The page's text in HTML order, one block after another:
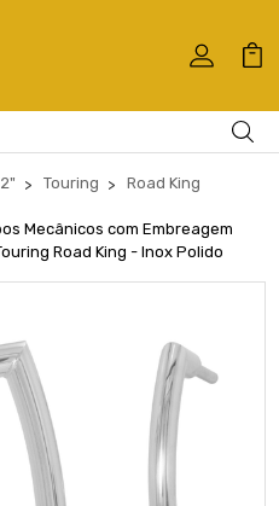
Touring
Road King
Mecânicos com Embreagem
Road King - Inox Polido